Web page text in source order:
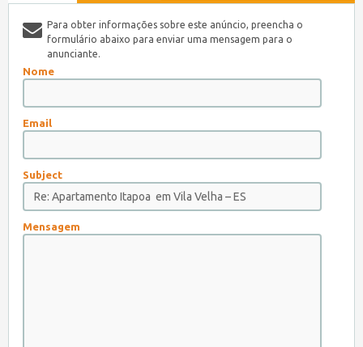
Para obter informações sobre este anúncio, preencha o
formulário abaixo para enviar uma mensagem para o
anunciante.
Nome
Email
Subject
Mensagem